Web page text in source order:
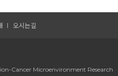
오시는길
Cancer Microenvironment Research